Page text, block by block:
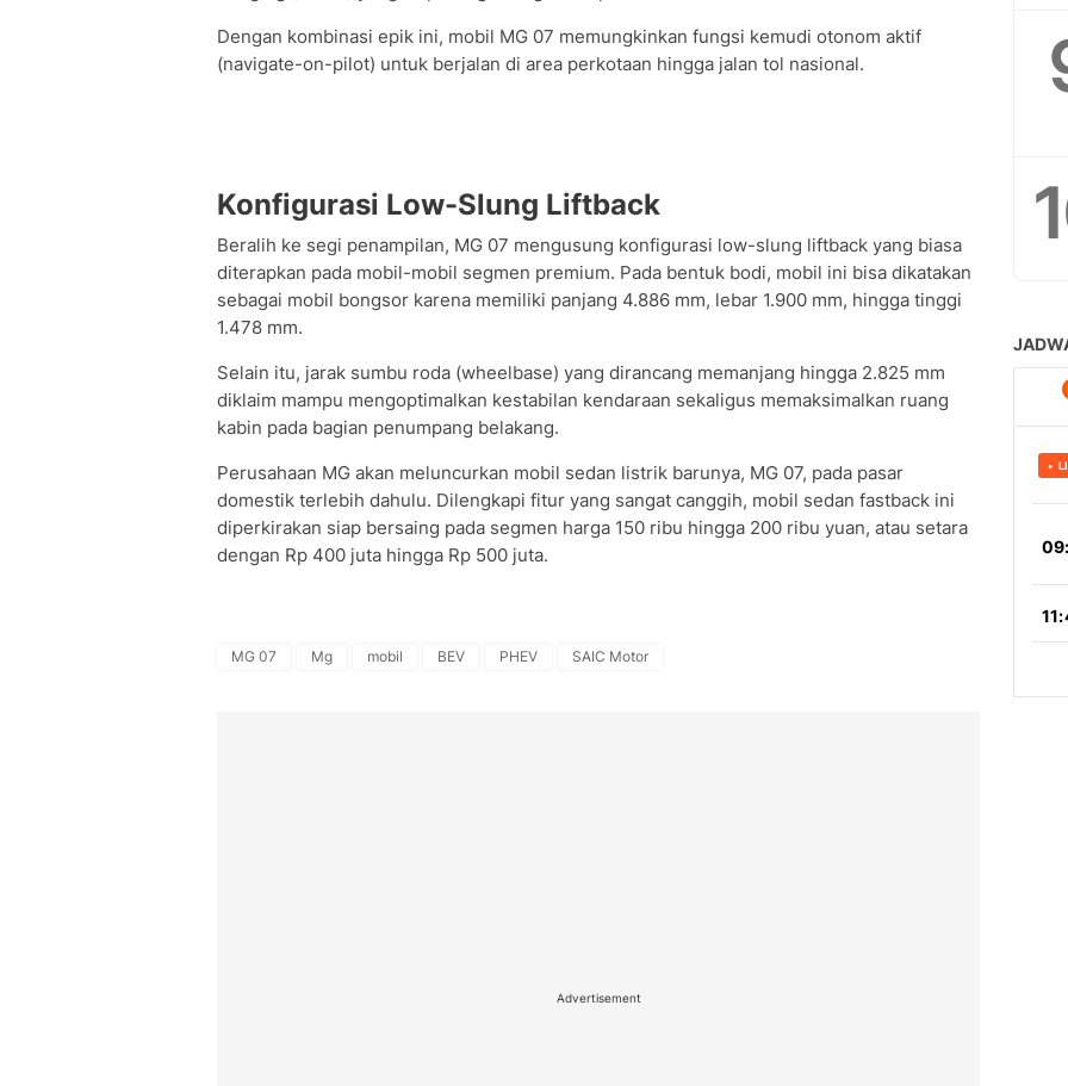
Dengan kombinasi epik ini, mobil MG 07 memungkinkan fungsi kemudi otonom aktif
(navigate-on-pilot) untuk berjalan di area perkotaan hingga jalan tol nasional.
Konfigurasi Low-Slung Liftback
Beralih ke segi penampilan, MG 07 mengusung konfigurasi low-slung liftback yang biasa
diterapkan pada mobil-mobil segmen premium. Pada bentuk bodi, mobil ini bisa dikatakan
sebagai mobil bongsor karena memiliki panjang 4.886 mm, lebar 1.900 mm, hingga tinggi
1.478 mm.
Selain itu, jarak sumbu roda (wheelbase) yang dirancang memanjang hingga 2.825 mm
diklaim mampu mengoptimalkan kestabilan kendaraan sekaligus memaksimalkan ruang
kabin pada bagian penumpang belakang.
Perusahaan MG akan meluncurkan mobil sedan listrik barunya, MG 07, pada pasar
domestik terlebih dahulu. Dilengkapi fitur yang sangat canggih, mobil sedan fastback ini
diperkirakan siap bersaing pada segmen harga 150 ribu hingga 200 ribu yuan, atau setara
dengan Rp 400 juta hingga Rp 500 juta.
MG 07 Mg mobil BEV PHEV SAIC Motor
Advertisement